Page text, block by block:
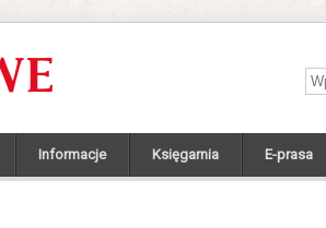
Informacje Księgarnia E-prasa